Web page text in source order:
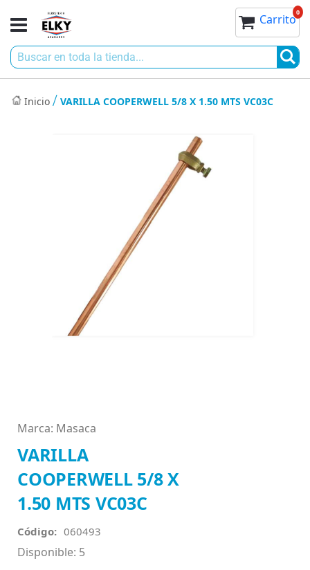
al
contenido
Toggle
Nav
Mi cesta
Carrito0 0
Inicio VARILLA COOPERWELL 5/8 X 1.50 MTS VC03C
galería
de
imágenes
Marca: Masaca
VARILLA
COOPERWELL 5/8 X
1.50 MTS VC03C
Código: 060493
Disponible: 5